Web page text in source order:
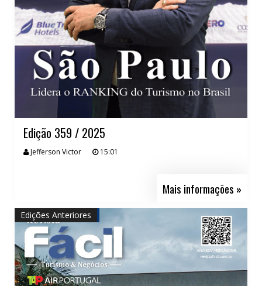
Edição 359 / 2025
Jefferson Victor 15:01
Mais informações »
Edições Anteriores